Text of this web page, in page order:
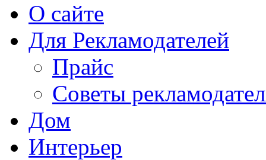
О сайте
Для Рекламодателей
Прайс
Советы
Дом
Интерьер